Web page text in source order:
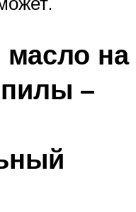
масло на
–